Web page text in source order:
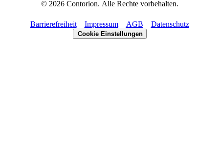
© 2026Contorion. Alle Rechte vorbehalten.
Barrierefreiheit Impressum AGB Datenschutz
Cookie Einstellungen